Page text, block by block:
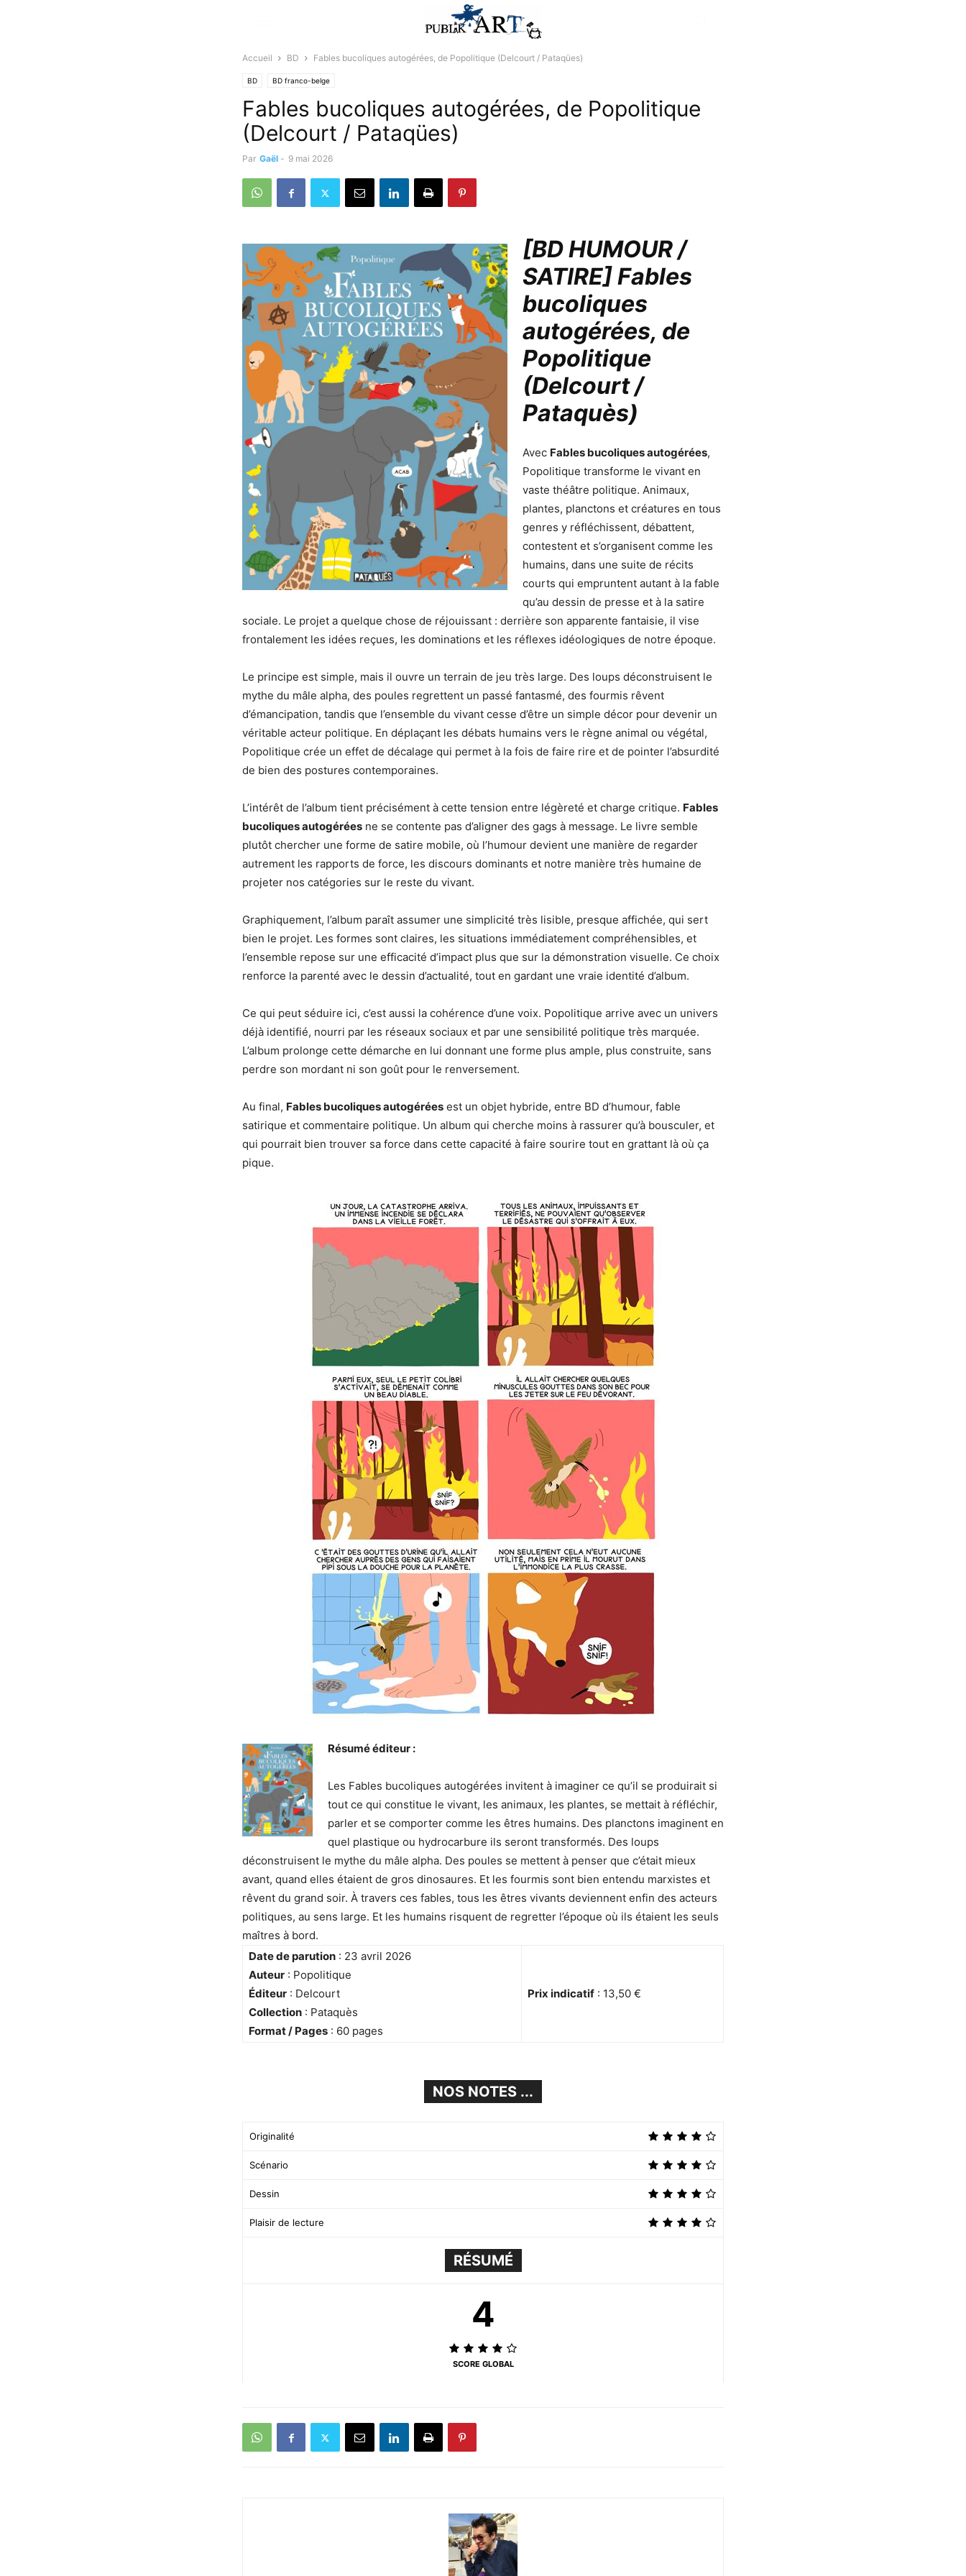
Accueil BD Fables bucoliques autogérées, de Popolitique (Delcourt / Pataqües)
BD BD franco-belge
Fables bucoliques autogérées, de Popolitique
(Delcourt / Pataqües)
Par Gaël - 9 mai 2026
[BD HUMOUR /
SATIRE] Fables
bucoliques
autogérées, de
Popolitique
(Delcourt /
Pataquès)
Avec Fables bucoliques autogérées,
Popolitique transforme le vivant en
vaste théâtre politique. Animaux,
plantes, planctons et créatures en tous
genres y réfléchissent, débattent,
contestent et s’organisent comme les
humains, dans une suite de récits
courts qui empruntent autant à la fable
qu’au dessin de presse et à la satire
sociale. Le projet a quelque chose de réjouissant : derrière son apparente fantaisie, il vise
frontalement les idées reçues, les dominations et les réflexes idéologiques de notre époque.
Le principe est simple, mais il ouvre un terrain de jeu très large. Des loups déconstruisent le
mythe du mâle alpha, des poules regrettent un passé fantasmé, des fourmis rêvent
d’émancipation, tandis que l’ensemble du vivant cesse d’être un simple décor pour devenir un
véritable acteur politique. En déplaçant les débats humains vers le règne animal ou végétal,
Popolitique crée un effet de décalage qui permet à la fois de faire rire et de pointer l’absurdité
de bien des postures contemporaines.
L’intérêt de l’album tient précisément à cette tension entre légèreté et charge critique. Fables
bucoliques autogérées ne se contente pas d’aligner des gags à message. Le livre semble
plutôt chercher une forme de satire mobile, où l’humour devient une manière de regarder
autrement les rapports de force, les discours dominants et notre manière très humaine de
projeter nos catégories sur le reste du vivant.
Graphiquement, l’album paraît assumer une simplicité très lisible, presque affichée, qui sert
bien le projet. Les formes sont claires, les situations immédiatement compréhensibles, et
l’ensemble repose sur une efficacité d’impact plus que sur la démonstration visuelle. Ce choix
renforce la parenté avec le dessin d’actualité, tout en gardant une vraie identité d’album.
Ce qui peut séduire ici, c’est aussi la cohérence d’une voix. Popolitique arrive avec un univers
déjà identifié, nourri par les réseaux sociaux et par une sensibilité politique très marquée.
L’album prolonge cette démarche en lui donnant une forme plus ample, plus construite, sans
perdre son mordant ni son goût pour le renversement.
Au final, Fables bucoliques autogérées est un objet hybride, entre BD d’humour, fable
satirique et commentaire politique. Un album qui cherche moins à rassurer qu’à bousculer, et
qui pourrait bien trouver sa force dans cette capacité à faire sourire tout en grattant là où ça
pique.
Résumé éditeur :
Les Fables bucoliques autogérées invitent à imaginer ce qu’il se produirait si
tout ce qui constitue le vivant, les animaux, les plantes, se mettait à réfléchir,
parler et se comporter comme les êtres humains. Des planctons imaginent en
quel plastique ou hydrocarbure ils seront transformés. Des loups
déconstruisent le mythe du mâle alpha. Des poules se mettent à penser que c’était mieux
avant, quand elles étaient de gros dinosaures. Et les fourmis sont bien entendu marxistes et
rêvent du grand soir. À travers ces fables, tous les êtres vivants deviennent enfin des acteurs
politiques, au sens large. Et les humains risquent de regretter l’époque où ils étaient les seuls
maîtres à bord.
Date de parution : 23 avril 2026
Auteur : Popolitique
Éditeur : Delcourt
Collection : Pataquès
Format / Pages : 60 pages
Prix indicatif : 13,50 €
NOS NOTES ...
Originalité
Scénario
Dessin
Plaisir de lecture
RÉSUMÉ
4
SCORE GLOBAL